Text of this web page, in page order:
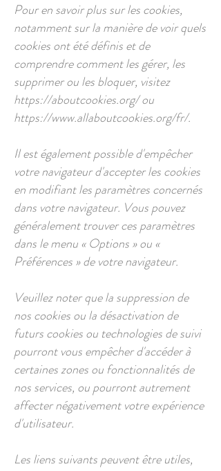
Pour en savoir plus sur les cookies,
notamment sur la manière de voir quels
cookies ont été définis et de
comprendre comment les gérer, les
supprimer ou les bloquer, visitez
https://aboutcookies.org/ou
https://www.allaboutcookies.org/fr/.
Il est également possible d'empêcher
votre navigateur d'accepter les cookies
en modifiant les paramètres concernés
dans votre navigateur. Vous pouvez
généralement trouver ces paramètres
dans le menu « Options » ou «
Préférences » de votre navigateur.
Veuillez noter que la suppression de
nos cookies ou la désactivation de
futurs cookies ou technologies de suivi
pourront vous empêcher d'accéder à
certaines zones ou fonctionnalités de
nos services, ou pourront autrement
affecter négativement votre expérience
d'utilisateur.
Les liens suivants peuvent être utiles,